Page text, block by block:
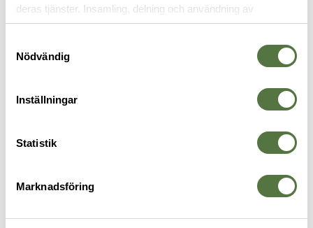
deras tjänster. Insamling, delning och användning av
personuppgifter kan användas för personalisering av
Nödvändig
Inställningar
Statistik
Marknadsföring
LIGHTSTICKS